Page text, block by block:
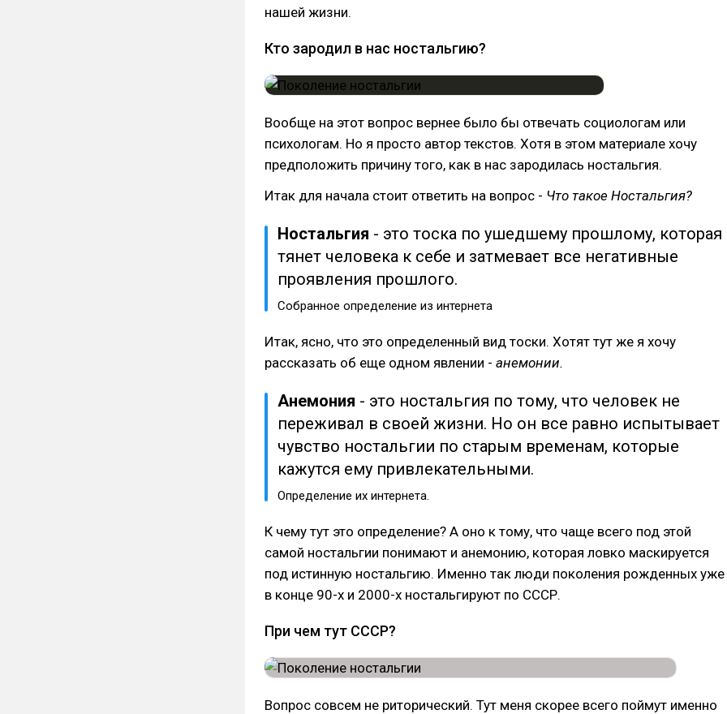
нашей жизни.
Кто зародил в нас ностальгию?
Вообще на этот вопрос вернее было бы отвечать социологам или
психологам. Но я просто автор текстов. Хотя в этом материале хочу
предположить причину того, как в нас зародилась ностальгия.
Итак для начала стоит ответить на вопрос - Что такое Ностальгия?
Ностальгия - это тоска по ушедшему прошлому, которая
тянет человека к себе и затмевает все негативные
проявления прошлого.
Собранное определение из интернета
Итак, ясно, что это определенный вид тоски. Хотят тут же я хочу
рассказать об еще одном явлении - анемонии.
Анемония - это ностальгия по тому, что человек не
переживал в своей жизни. Но он все равно испытывает
чувство ностальгии по старым временам, которые
кажутся ему привлекательными.
Определение их интернета.
К чему тут это определение? А оно к тому, что чаще всего под этой
самой ностальгии понимают и анемонию, которая ловко маскируется
под истинную ностальгию. Именно так люди поколения рожденных уже
в конце 90-х и 2000-х ностальгируют по СССР.
При чем тут СССР?
Вопрос совсем не риторический. Тут меня скорее всего поймут именно